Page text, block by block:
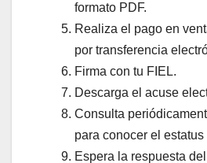
formato PDF.
Realiza el pago en
por transferencia
Firma con tu FIEL.
Descarga el acuse
Consulta
para conocer el
Espera la respuesta